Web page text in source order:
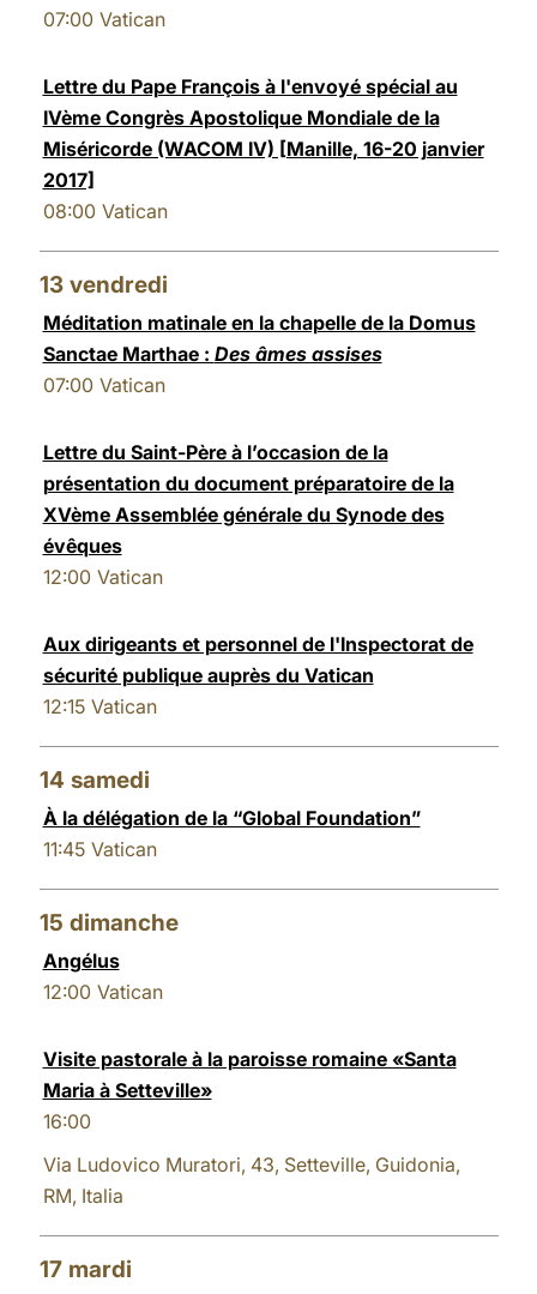
07:00 Vatican
Lettre du Pape François à l'envoyé spécial au
IVème Congrès Apostolique Mondiale de la
Miséricorde (WACOM IV) [Manille, 16-20 janvier
2017]
08:00 Vatican
13 vendredi
Méditation matinale en la chapelle de la Domus
Sanctae Marthae : Des âmes assises
07:00 Vatican
Lettre du Saint-Père à l’occasion de la
présentation du document préparatoire de la
XVème Assemblée générale du Synode des
évêques
12:00 Vatican
Aux dirigeants et personnel de l'Inspectorat de
sécurité publique auprès du Vatican
12:15 Vatican
14 samedi
À la délégation de la “Global Foundation”
11:45 Vatican
15 dimanche
Angélus
12:00 Vatican
Visite pastorale à la paroisse romaine «Santa
Maria à Setteville»
16:00
Via Ludovico Muratori, 43, Setteville, Guidonia,
RM, Italia
17 mardi